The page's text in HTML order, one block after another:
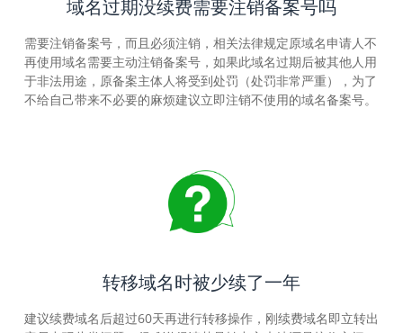
域名过期没续费需要注销备案号吗
需要注销备案号，而且必须注销，相关法律规定原域名申请人不
再使用域名需要主动注销备案号，如果此域名过期后被其他人用
于非法用途，原备案主体人将受到处罚（处罚非常严重），为了
不给自己带来不必要的麻烦建议立即注销不使用的域名备案号。
转移域名时被少续了一年
建议续费域名后超过60天再进行转移操作，刚续费域名即立转出